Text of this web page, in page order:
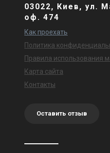
03022, Киев, ул.
оф. 474
Как проехать
Политика
Правила использования
Карта сайта
Контакты
Оставить отзыв